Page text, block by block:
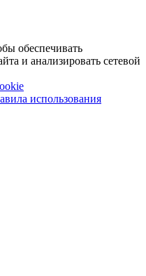
обеспечивать
и анализировать сетевой
использования